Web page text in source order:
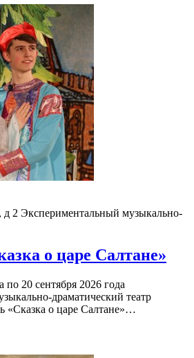
д 2 Экспериментальный музыкально-
о царе Салтане»
по 20 сентября 2026 года
драматический театр
«Сказка о царе Салтане»…